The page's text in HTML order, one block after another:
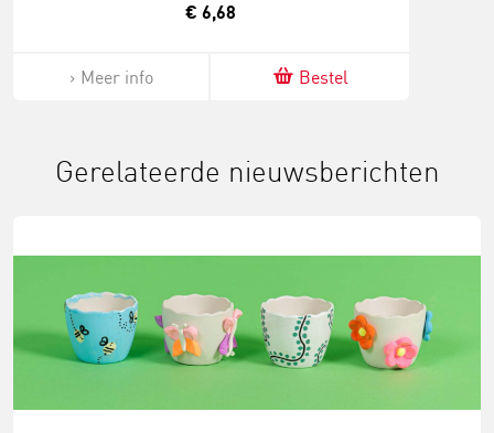
€ 6,68
Meer info Bestel
Gerelateerde nieuwsberichten